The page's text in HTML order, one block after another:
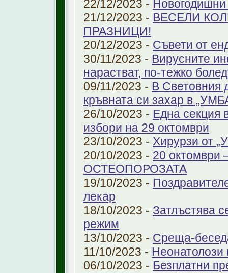
22/12/2023 -
21/12/2023 - ВЕСЕЛИ
ПРАЗНИЦИ!
20/12/2023 - Съвети от
30/11/2023 - Вирусните
нарастват, по-тежко
09/11/2023 - В Световния
кръвната си захар в
26/10/2023 - Една секция
избори на 29 октомври
23/10/2023 - Хирурзи от
20/10/2023 - 20
ОСТЕОПОРОЗАТА
19/10/2023 -
лекар
18/10/2023 - Затлъстява
режим
13/10/2023 - Среща-
11/10/2023 -
06/10/2023 - Безплатни